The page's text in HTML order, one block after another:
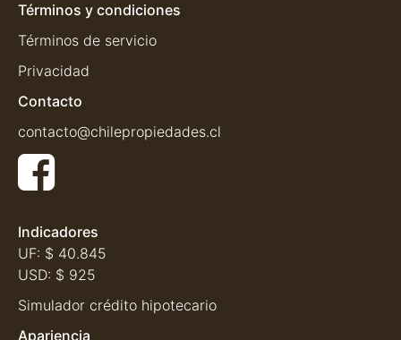
Términos y condiciones
Términos de servicio
Privacidad
Contacto
contacto@chilepropiedades.cl
Indicadores
UF: $ 40.845
USD: $ 925
Simulador crédito hipotecario
Apariencia